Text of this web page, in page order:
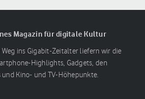
Magazin für digitale Kultur
ins Gigabit-Zeitalter liefern wir die
Highlights, Gadgets, den
und Kino- und TV-Höhepunkte.